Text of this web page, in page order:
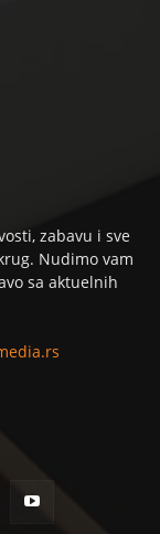
zabavu i sve
Nudimo vam
sa aktuelnih